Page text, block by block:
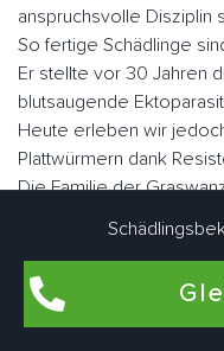
anspruchsvolle Disziplin
So fertige Schädlinge
Er stellte vor 30 Jahren
blutsaugende
Heute erleben wir
Plattwürmern dank
Die Familie der
Er hat seine Flügel
geführt hat, dass er sich
versteckt hat, sein
Nicht lectularius, daher